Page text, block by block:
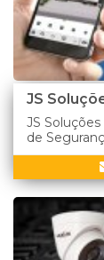
JS
JS
de